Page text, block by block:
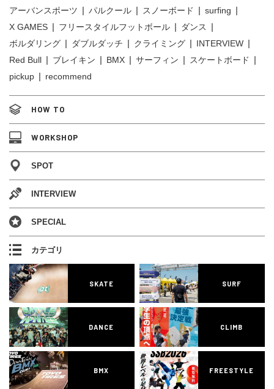
アーバンスポーツ
パルクール スノーボード
surfing
X GAMES
フリースタイルフットボール
ダンス
ボルダリング
ダブルダッチ クライミング
INTERVIEW
Red Bull
ブレイキン BMX サーフィン
スケートボード
pickup
recommend
HOW TO
WORKSHOP
SPOT
INTERVIEW
SPECIAL
カテゴリ
SKATE SURF
DANCE CLIMB
BMX FREESTYLE